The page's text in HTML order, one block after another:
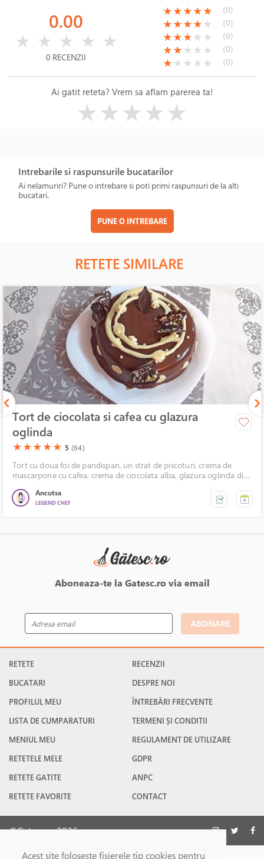
Acest site foloseşte fişierele tip cookies pentru
0.00
★ ★ ★ ★ ★
0 RECENZII
(*)
★(*)
★(*)
★(*)
★(*)
★ (0)
(*)
★(*)
★(*)
★(*)
★( )
★ (0)
(*)
★(*)
★(*)
★( )
★ ( )
★ (0)
(*)
★(*)
★( )
★ ( )
★ ( )
★ (0)
(*)
★( )
★ ( )
★ ( )
★ ( )
★ (0)
Ai gatit reteta? Vrem sa aflam parerea ta!
★★★★★
Intrebarile si raspunsurile bucatarilor
Ai nelamuriri? Pune o intrebare si poti primi raspunsuri de la alti
bucatari.
PUNE O INTREBARE
RETETE SIMILARE
Tort de ciocolata si cafea cu glazura
oglinda
(*)
★(*)
★(*)
★(*)
★(*)
★ 5 (64)
Tort cu doua foi de pandispan, un strat de piscoturi, crema de
mascarpone cu cafea, crema de ciocolata alba, glazura oglinda din
Ancutsa
LEGEND CHEF
Aboneaza-te la Gatesc.ro via email
ABONARE
RETETE
BUCATARI
PROFILUL MEU
LISTA DE CUMPARATURI
MENIUL MEU
RETETELE MELE
RETETE GATITE
RETETE FAVORITE
RECENZII
DESPRE NOI
ÎNTREBĂRI FRECVENTE
TERMENI ȘI CONDITII
REGULAMENT DE UTILIZARE
GDPR
ANPC
CONTACT
©Gatesc.ro 2026